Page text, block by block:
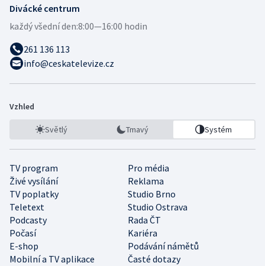
Divácké centrum
každý všední den:8:00—16:00 hodin
261 136 113
info@ceskatelevize.cz
Vzhled
Světlý Tmavý Systém
TV program
Pro média
Živé vysílání
Reklama
TV poplatky
Studio Brno
Teletext
Studio Ostrava
Podcasty
Rada ČT
Počasí
Kariéra
E-shop
Podávání námětů
Mobilní a TV aplikace
Časté dotazy